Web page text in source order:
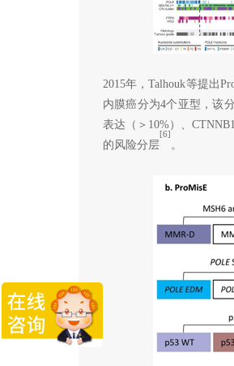
2015年，Talhouk等提出
内膜癌分为4个亚型，该
表达（＞10%）、
的风险分层
[6]
。